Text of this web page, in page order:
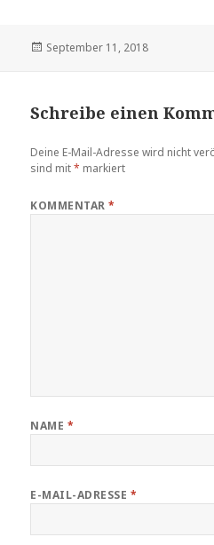
Veröffentlicht
September 11, 2018
Schreibe einen
Deine E-Mail-Adresse wird nicht
sind mit* markiert
KOMMENTAR*
NAME *
E-MAIL-ADRESSE *